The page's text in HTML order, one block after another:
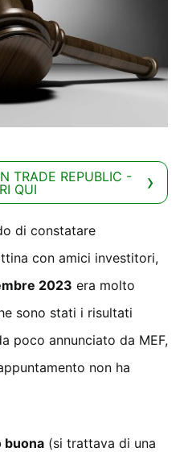
TRADE REPUBLIC -
QUI
di constatare
con amici investitori,
2023 era molto
sono stati i risultati
poco annunciato da MEF,
non ha
buona (si trattava di una